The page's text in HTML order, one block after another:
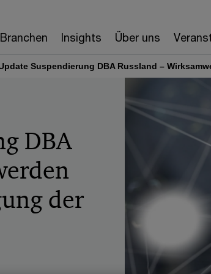
Branchen Insights Über uns
Suspendierung DBA Russland –
DBA
der